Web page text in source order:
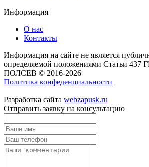
Информация
О нас
Контакты
Информация на сайте не является
определяемой положениями Статьи 437
ПОЛСЕВ © 2016-2026
Политика конфеденциальности
Разработка сайта webzapusk.ru
Отправить заявку на консультацию